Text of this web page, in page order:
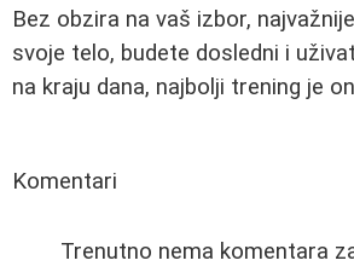
Bez obzira na vaš izbor,
svoje telo, budete dosledni i
na kraju dana, najbolji trening je
Komentari
Trenutno nema komentara